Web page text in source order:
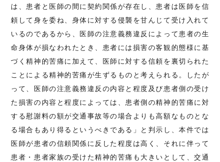
は、患者と医師の間に契約関係が存在し、患者は医師を信
頼して身を委ね、身体に対する侵襲を甘んじて受け入れて
いるのであるから、医師の注意義務違反によって患者の生
命身体が損なわれたとき、患者には損害の客観的態様に基
づく精神的苦痛に加えて、医師に対する信頼を裏切られた
ことによる精神的苦痛が生ずるものと考えられる。したが
って、医師の注意義務違反の内容と程度及び患者側の受け
た損害の内容と程度によっては、患者側の精神的苦痛に対
する慰謝料の額が交通事故等の場合よりも高額なものとな
る場合もあり得るというべきである」と判示し、本件では
医師が患者の信頼関係に反した程度は高く、それに伴って
患者・患者家族の受けた精神的苦痛も大きいとして、交通